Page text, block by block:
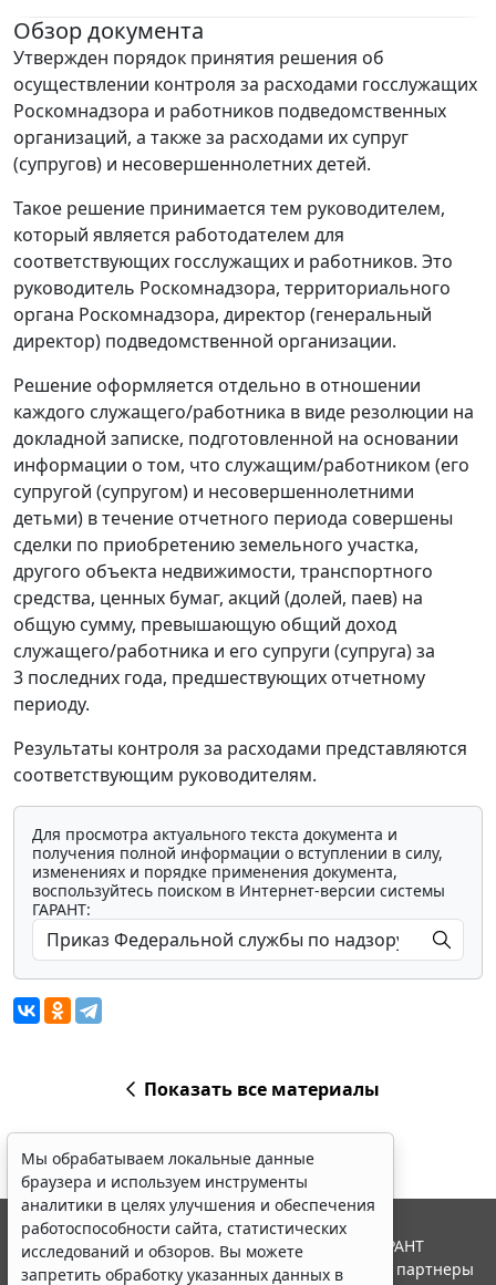
Обзор документа
Утвержден порядок принятия решения об
осуществлении контроля за расходами госслужащих
Роскомнадзора и работников подведомственных
организаций, а также за расходами их супруг
(супругов) и несовершеннолетних детей.
Такое решение принимается тем руководителем,
который является работодателем для
соответствующих госслужащих и работников. Это
руководитель Роскомнадзора, территориального
органа Роскомнадзора, директор (генеральный
директор) подведомственной организации.
Решение оформляется отдельно в отношении
каждого служащего/работника в виде резолюции на
докладной записке, подготовленной на основании
информации о том, что служащим/работником (его
супругой (супругом) и несовершеннолетними
детьми) в течение отчетного периода совершены
сделки по приобретению земельного участка,
другого объекта недвижимости, транспортного
средства, ценных бумаг, акций (долей, паев) на
общую сумму, превышающую общий доход
служащего/работника и его супруги (супруга) за
3 последних года, предшествующих отчетному
периоду.
Результаты контроля за расходами представляются
соответствующим руководителям.
Для просмотра актуального текста документа и
получения полной информации о вступлении в силу,
изменениях и порядке применения документа,
воспользуйтесь поиском в Интернет-версии системы
ГАРАНТ:
Показать все материалы
Мы обрабатываем локальные данные
браузера и используем инструменты
аналитики в целях улучшения и обеспечения
работоспособности сайта, статистических
исследований и обзоров. Вы можете
запретить обработку указанных данных в
© ООО "НПП "ГАРАНТ-СЕРВИС", 2026. Система ГАРАНТ
выпускается с 1990 года. Компания "Гарант" и ее партнеры